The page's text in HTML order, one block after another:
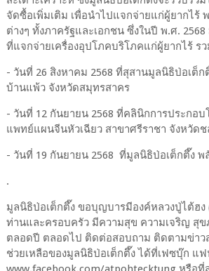
จัดซื้อเพิ่มเติม เพื่อนำไปแจกจ่ายแก่ผู้ยากไร้
ต่างๆ ทั้งภาครัฐและเอกชน ซึ่งในปี พ.ศ.
ที่แจกจ่ายเครื่องอุปโภคบริโภคแก่ผู้ยากไร้ ร
- วันที่ 26 สิงหาคม 2568 ที่สุสานมูลนิธิป่อเต็ก
บ้านแพ้ว จังหวัดสมุทรสาคร
- วันที่ 12 กันยายน 2568 ที่คลินิกการประกอ
แพทย์แผนจีนหัวเฉียว สาขาศรีราชา จังหวัด
- วันที่ 19 กันยายน 2568 ที่มูลนิธิป่อเต็กตึ๊ง พ
.
มูลนิธิป่อเต็กตึ๊ง ขอบุญบารมีองค์หลวงปู่ไต้ฮง
ท่านและครอบครัว มีความสุข ความเจริญ สุข
ตลอดปี ตลอดไป ติดต่อสอบถาม ติดตามข่าว
ช่วยเหลือของมูลนิธิป่อเต็กตึ๊ง ได้ที่เฟซบุ๊ก แ